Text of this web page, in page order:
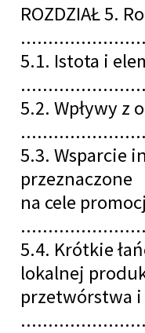
ROZDZIAŁ 5.
5.1. Istota i
5.2. Wpływy z
5.3. Wsparcie
przeznaczone
na cele
5.4. Krótkie
lokalnej
przetwórstwa